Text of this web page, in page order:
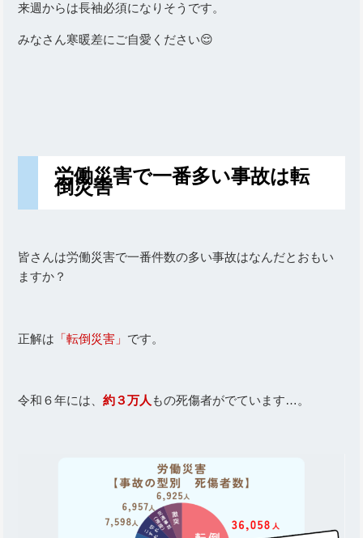
来週からは長袖必須になりそうです。
みなさん寒暖差にご自愛ください😌
労働災害で一番多い事故は転
倒災害
皆さんは労働災害で一番件数の多い事故はなんだとおもい
ますか？
正解は 「転倒災害」 です。
令和６年には、約３万人 もの死傷者がでています…。